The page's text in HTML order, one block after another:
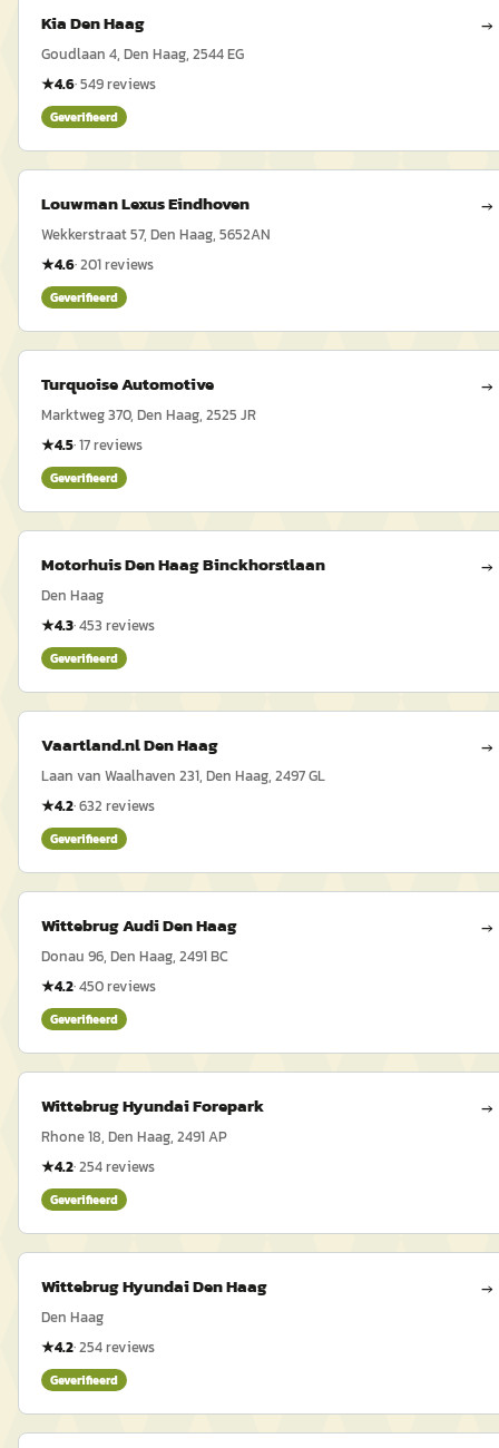
Kia Den Haag →
Goudlaan 4, Den Haag, 2544 EG
★4.6·549reviews
Geverifieerd
Louwman Lexus Eindhoven →
Wekkerstraat 57, Den Haag, 5652AN
★4.6·201reviews
Geverifieerd
Turquoise Automotive →
Marktweg 370, Den Haag, 2525 JR
★4.5·17reviews
Geverifieerd
Motorhuis Den Haag Binckhorstlaan →
Den Haag
★4.3·453 reviews
Geverifieerd
Vaartland.nl Den Haag →
Laan van Waalhaven 231, Den Haag, 2497 GL
★4.2·632 reviews
Geverifieerd
Wittebrug Audi Den Haag →
Donau 96, Den Haag, 2491 BC
★4.2·450reviews
Geverifieerd
Wittebrug Hyundai Forepark →
Rhone 18, Den Haag, 2491 AP
★4.2·254reviews
Geverifieerd
Wittebrug Hyundai Den Haag →
Den Haag
★4.2·254reviews
Geverifieerd